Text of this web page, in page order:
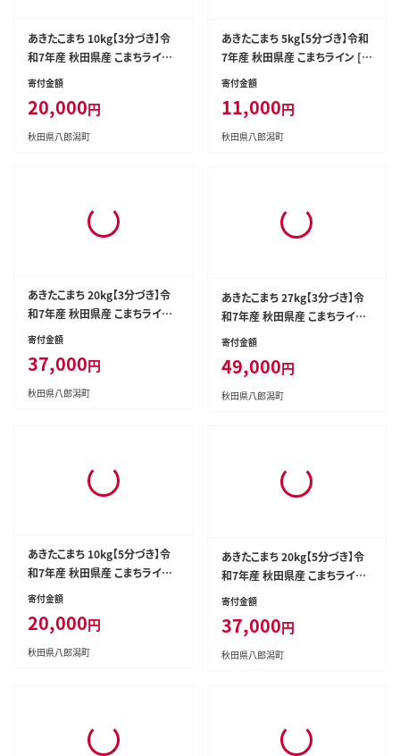
あきたこまち 10kg【3分づき】令
和7年産 秋田県産 こまちライン
[こまちライン あきたこまち ブラ
ンド米 お米 3分搗き 3分づき 米
どころ 秋田 秋田県産]
寄付金額
20,000円
秋田県八郎潟町
あきたこまち 5kg【5分づき】令和
7年産 秋田県産 こまちライン [こ
まちライン あきたこまち ブランド
米 お米 5分搗き 5分づき 米どこ
ろ 秋田 秋田県産]
寄付金額
11,000円
秋田県八郎潟町
あきたこまち 20kg【3分づき】令
和7年産 秋田県産 こまちライン
[こまちライン あきたこまち ブラ
ンド米 お米 3分搗き 3分づき 米
どころ 秋田 秋田県産]
37,000円
あきたこまち 27kg【3分づき】令
和7年産 秋田県産 こまちライン
[こまちライン あきたこまち ブラ
ンド米 お米 3分搗き 3分づき 米
どころ 秋田 秋田県産]
寄付金額
49,000円
秋田県八郎潟町
あきたこまち 10kg【5分づき】令
和7年産 秋田県産 こまちライン
[こまちライン あきたこまち ブラ
ンド米 お米 5分搗き 5分づき 米
どころ 秋田 秋田県産]
20,000円
あきたこまち 20kg【5分づき】令
和7年産 秋田県産 こまちライン
[こまちライン あきたこまち ブラ
ンド米 お米 5分搗き 5分づき 米
どころ 秋田 秋田県産]
寄付金額
37,000円
秋田県八郎潟町